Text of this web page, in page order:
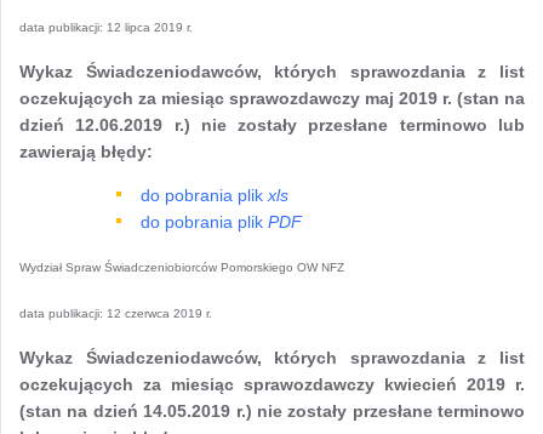
data publikacji: 12 lipca 2019 r.
Wykaz Świadczeniodawców, których sprawozdania z list
oczekujących za miesiąc sprawozdawczy maj 2019 r. (stan na
dzień 12.06.2019 r.) nie zostały przesłane terminowo lub
zawierają błędy:
do pobrania plik xls
do pobrania plik PDF
Wydział Spraw Świadczeniobiorców Pomorskiego OW NFZ
data publikacji: 12 czerwca 2019 r.
Wykaz Świadczeniodawców, których sprawozdania z list
oczekujących za miesiąc sprawozdawczy kwiecień 2019 r.
(stan na dzień 14.05.2019 r.) nie zostały przesłane terminowo